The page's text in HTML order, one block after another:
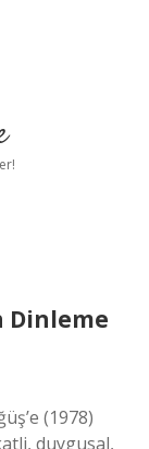
Dinleme
(1978)
duygusal,